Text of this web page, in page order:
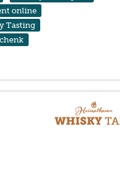
online
Tasting